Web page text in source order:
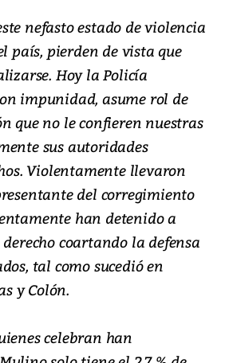
nefasto estado de violencia
país, pierden de vista que
Hoy la Policía
impunidad, asume rol de
que no le confieren nuestras
sus autoridades
Violentamente llevaron
del corregimiento
han detenido a
coartando la defensa
tal como sucedió en
y Colón.
celebran han